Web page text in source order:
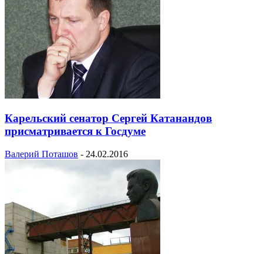
Карельский сенатор Сергей Катанандов
присматривается к Госдуме
Валерий Поташов - 24.02.2016